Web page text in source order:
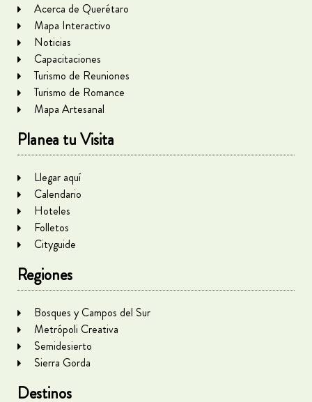
Acerca de Querétaro
Mapa Interactivo
Noticias
Capacitaciones
Turismo de Reuniones
Turismo de Romance
Mapa Artesanal
Planea tu Visita
Llegar aquí
Calendario
Hoteles
Folletos
Cityguide
Regiones
Bosques y Campos del Sur
Metrópoli Creativa
Semidesierto
Sierra Gorda
Destinos